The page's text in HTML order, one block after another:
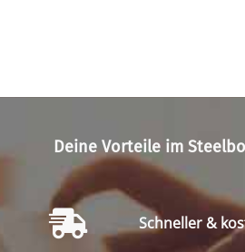
Deine Vorteile im
Schneller &